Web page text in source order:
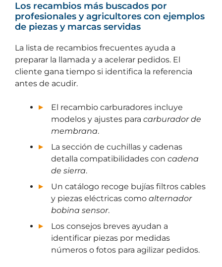
Los recambios más buscados por
profesionales y agricultores con ejemplos
de piezas y marcas servidas
La lista de recambios frecuentes ayuda a
preparar la llamada y a acelerar pedidos. El
cliente gana tiempo si identifica la referencia
antes de acudir.
El recambio carburadores incluye
modelos y ajustes para carburador de
membrana.
La sección de cuchillas y cadenas
detalla compatibilidades con cadena
de sierra.
Un catálogo recoge bujías filtros cables
y piezas eléctricas como alternador
bobina sensor.
Los consejos breves ayudan a
identificar piezas por medidas
números o fotos para agilizar pedidos.